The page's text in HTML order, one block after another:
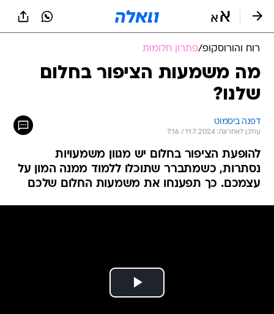
רוח והורוסקופ/פתרון חלומות
מה משמעות הציפור בחלום
שלנו?
דפנה ביסמוט
עודכן לאחרונה: 11.7.2024 / 7:16
להופעת הציפור בחלום יש מגוון משמעויות
נסתרות, כשמתברר שתוכלו ללמוד ממנה המון על
עצמכם. כך תפענחו את משמעות החלום שלכם